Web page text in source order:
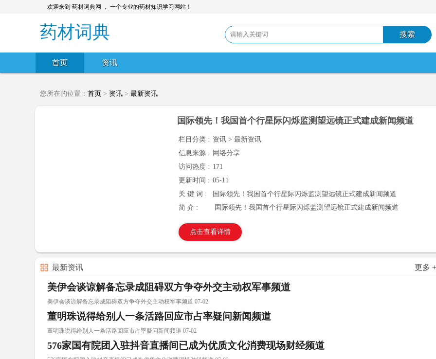
欢迎来到 药材词典网 ， 一个专业的药材知识学习网站！
药材词典
首页 资讯
您所在的位置： 首页 > 资讯 > 最新资讯
国际领先！我国首个行星际闪烁监测望远镜正式建成新闻频道
栏目分类 : 资讯 > 最新资讯
信息来源 : 网络分享
访问热度 : 171
更新时间 : 05-11
关 键 词 :
国际领先！我国首个行星际闪烁监测望远镜正式建成新闻频道
简 介 :
国际领先！我国首个行星际闪烁监测望远镜正式建成新闻频道
点击查看详情
最新资讯 更多 +
美伊会谈谅解备忘录成阻碍双方争夺外交主动权军事频道
美伊会谈谅解备忘录成阻碍双方争夺外交主动权军事频道 07-02
董明珠说得给别人一条活路回应市占率疑问新闻频道
董明珠说得给别人一条活路回应市占率疑问新闻频道 07-02
576家国有院团入驻抖音直播间已成为优质文化消费现场财经频道